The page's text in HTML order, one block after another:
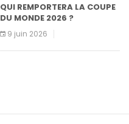
QUI REMPORTERA LA COUPE
DU MONDE 2026 ?
9 juin 2026